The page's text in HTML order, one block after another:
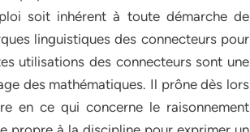
soit inhérent à toute démarche de
linguistiques des connecteurs pour
utilisations des connecteurs sont une
des mathématiques. Il prône dès lors
en ce qui concerne le raisonnement